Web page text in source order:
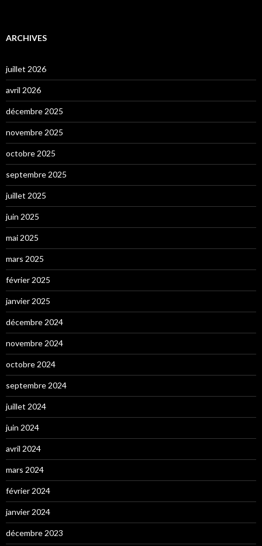
ARCHIVES
juillet 2026
avril 2026
décembre 2025
novembre 2025
octobre 2025
septembre 2025
juillet 2025
juin 2025
mai 2025
mars 2025
février 2025
janvier 2025
décembre 2024
novembre 2024
octobre 2024
septembre 2024
juillet 2024
juin 2024
avril 2024
mars 2024
février 2024
janvier 2024
décembre 2023